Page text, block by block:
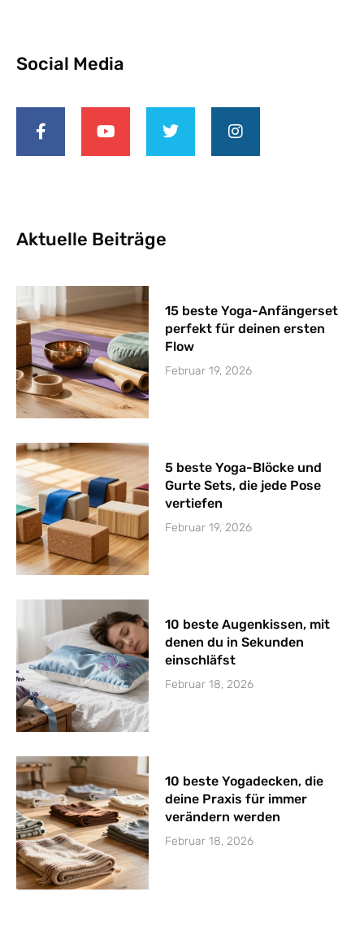
Social Media
Aktuelle Beiträge
15 beste Yoga-Anfängerset
perfekt für deinen ersten
Flow
Februar 19, 2026
5 beste Yoga-Blöcke und
Gurte Sets, die jede Pose
vertiefen
Februar 19, 2026
10 beste Augenkissen, mit
denen du in Sekunden
einschläfst
Februar 18, 2026
10 beste Yogadecken, die
deine Praxis für immer
verändern werden
Februar 18, 2026